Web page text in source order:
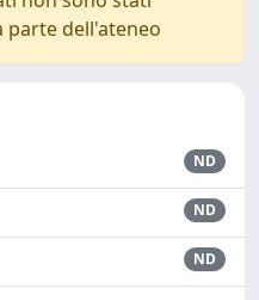
parte dell'ateneo
ND
ND
ND